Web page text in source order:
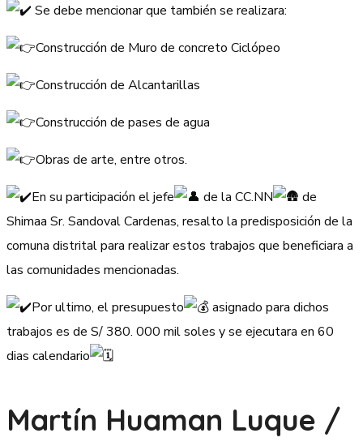
Se debe mencionar que también se realizara:
Construcción de Muro de concreto Ciclópeo
Construcción de Alcantarillas
Construcción de pases de agua
Obras de arte, entre otros.
En su participación el jefe de la CC.NN
de
Shimaa Sr. Sandoval Cardenas, resalto la predisposición de la
comuna distrital para realizar estos trabajos que beneficiara a
las comunidades mencionadas.
Por ultimo, el presupuesto
asignado para dichos
trabajos es de S/ 380. 000 mil soles y se ejecutara en 60
dias calendario
Martín Huaman Luque /